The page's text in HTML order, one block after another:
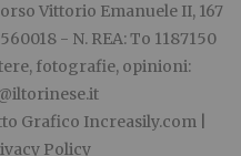
Vittorio Emanuele II, 167
- N. REA: To 1187150
fotografie, opinioni:
Grafico Increasily.com
Policy